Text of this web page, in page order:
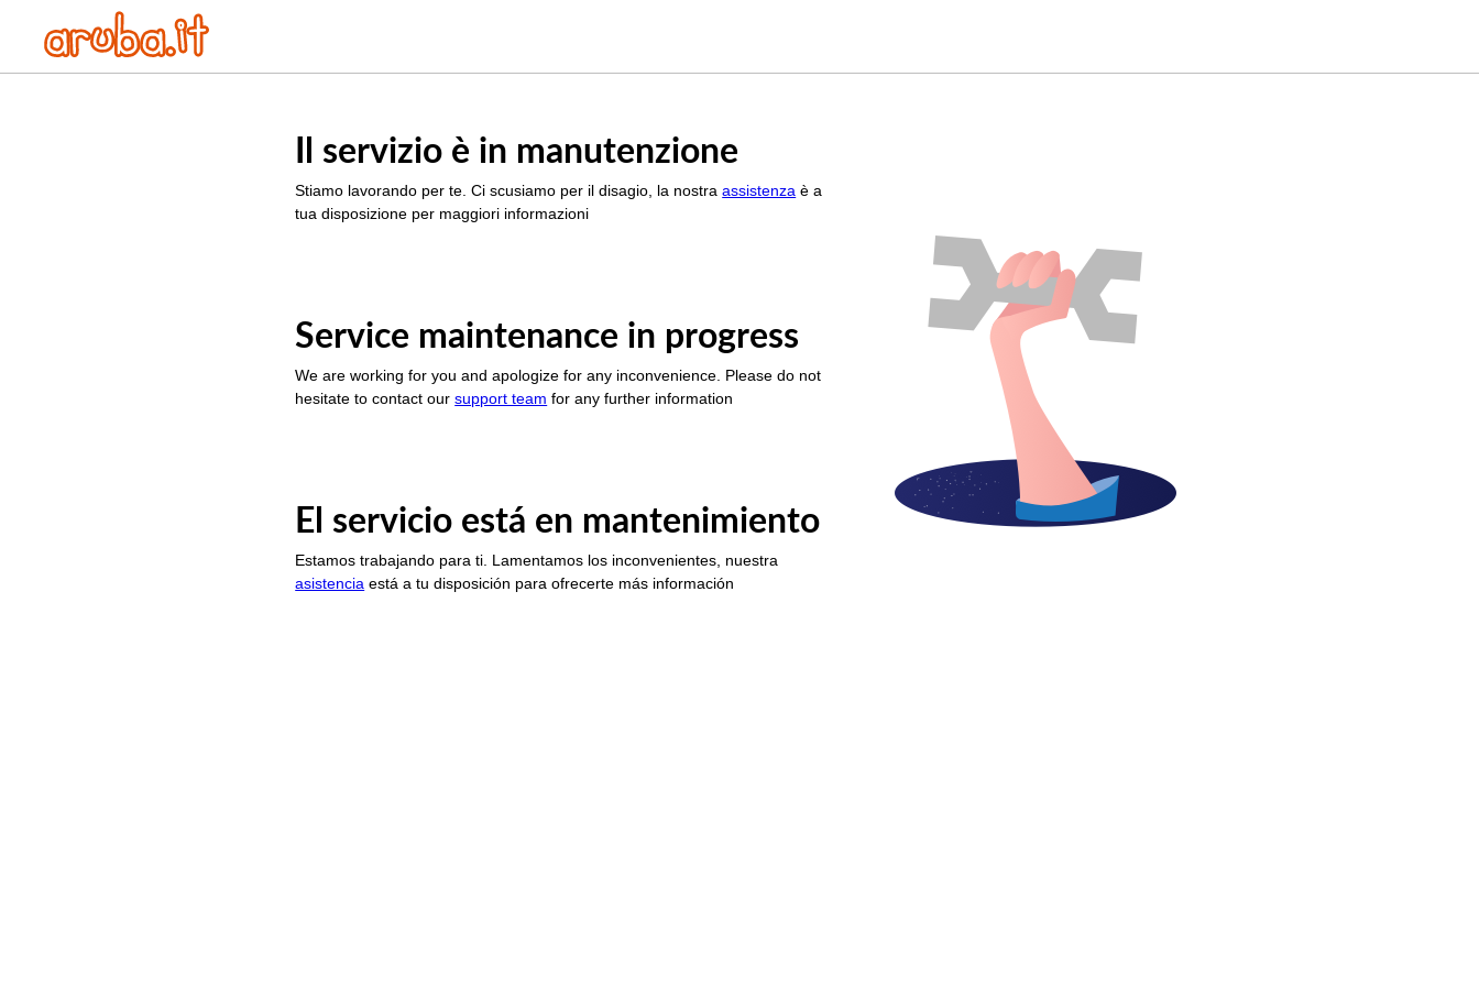
Il servizio è in manutenzione
Stiamo lavorando per te. Ci scusiamo per il disagio, la nostraassistenza è a
tua disposizione per maggiori informazioni
Service maintenance in progress
We are working for you and apologize for any inconvenience. Please do not
hesitate to contact oursupport team for any further information
El servicio está en mantenimiento
Estamos trabajando para ti. Lamentamos los inconvenientes, nuestra
asistencia está a tu disposición para ofrecerte más información